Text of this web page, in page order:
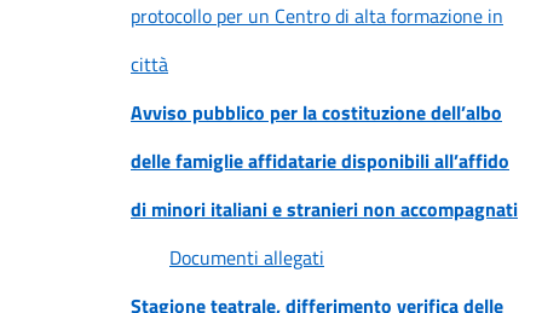
protocollo per un Centro di alta formazione in
città
Avviso pubblico per la costituzione dell’albo
delle famiglie affidatarie disponibili all’affido
di minori italiani e stranieri non accompagnati
Documenti allegati
Stagione teatrale, differimento verifica delle